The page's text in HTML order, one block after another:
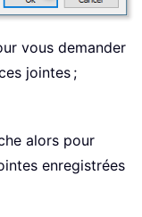
vous demander
jointes ;
alors pour
enregistrées